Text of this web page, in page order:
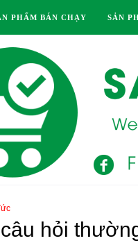
PHẨM BÁN CHẠY SẢN
hỏi